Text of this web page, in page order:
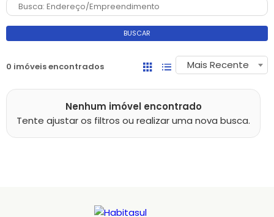
BUSCAR
0 imóveis encontrados Mais Recente
Nenhum imóvel encontrado
Tente ajustar os filtros ou realizar uma nova busca.